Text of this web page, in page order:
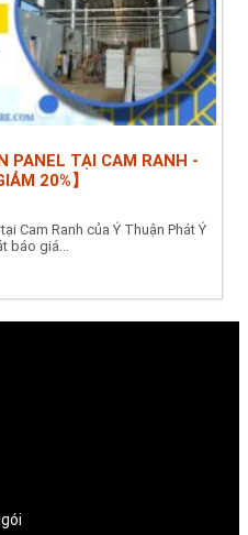
PANEL TẠI CAM RANH -
20%】
Cam Ranh của Ý Thuận Phát Ý
báo giá...